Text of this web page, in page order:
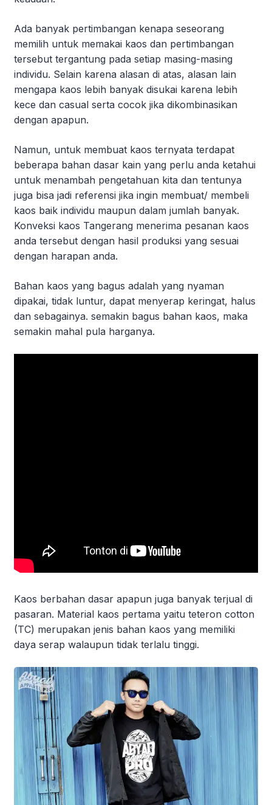
Ada banyak pertimbangan kenapa seseorang
memilih untuk memakai kaos dan pertimbangan
tersebut tergantung pada setiap masing-masing
individu. Selain karena alasan di atas, alasan lain
mengapa kaos lebih banyak disukai karena lebih
kece dan casual serta cocok jika dikombinasikan
dengan apapun.
Namun, untuk membuat kaos ternyata terdapat
beberapa bahan dasar kain yang perlu anda ketahui
untuk menambah pengetahuan kita dan tentunya
juga bisa jadi referensi jika ingin membuat/ membeli
kaos baik individu maupun dalam jumlah banyak.
Konveksi kaos Tangerang menerima pesanan kaos
anda tersebut dengan hasil produksi yang sesuai
dengan harapan anda.
Bahan kaos yang bagus adalah yang nyaman
dipakai, tidak luntur, dapat menyerap keringat, halus
dan sebagainya. semakin bagus bahan kaos, maka
semakin mahal pula harganya.
Kaos berbahan dasar apapun juga banyak terjual di
pasaran. Material kaos pertama yaitu teteron cotton
(TC) merupakan jenis bahan kaos yang memiliki
daya serap walaupun tidak terlalu tinggi.